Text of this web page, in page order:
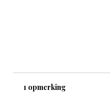
1 opmerking